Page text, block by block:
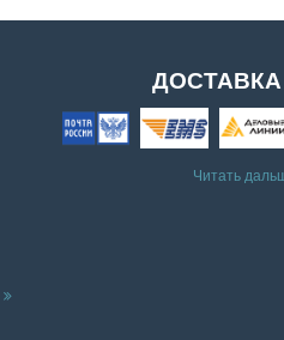
ДОСТАВКА
Читать